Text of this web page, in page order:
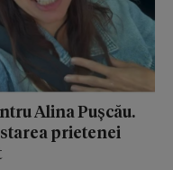
Alina Pușcău.
prietenei